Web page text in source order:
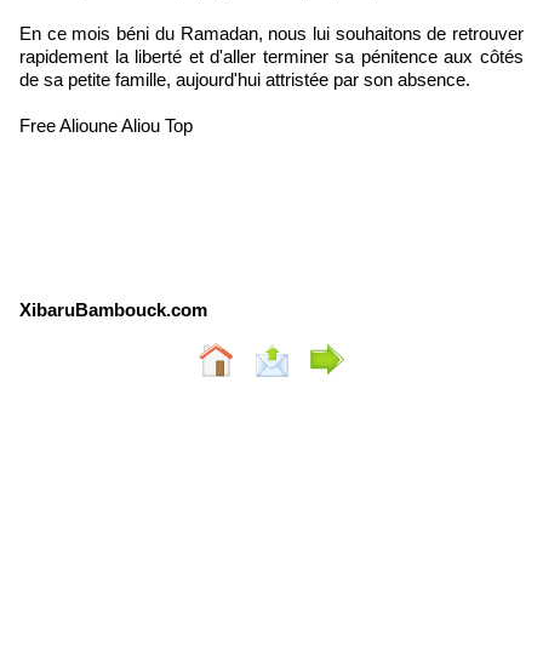
En ce mois béni du Ramadan, nous lui souhaitons de retrouver
rapidement la liberté et d'aller terminer sa pénitence aux côtés
de sa petite famille, aujourd'hui attristée par son absence.
Free Alioune Aliou Top
XibaruBambouck.com